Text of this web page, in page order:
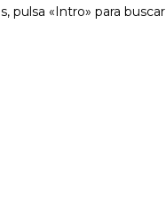
pulsa «Intro» para buscar